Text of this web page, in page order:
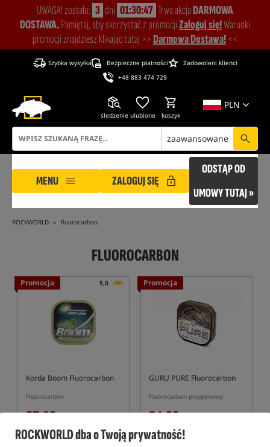
ROCKWORLD dba o Twoją prywatność!
UWAGA! zostało: 3 dni 01:30:46 Trwa akcjaDARMOWA
DOSTAWA.Pamiętaj, aby skorzystać z promocjiZaloguj się!Warunki
promocji znajdziesz klikając tutaj >>Darmowa Dostawa! <<
Szybka wysyłka Bezpieczne płatności
Zadowoleni klienci
+48 883 474 729
PLN
śledzenie ulubione koszyk
zaawansowane
MENU ZALOGUJ SIĘ
ODSTĄP OD
UMOWY TUTAJ »
ROCKWORLD fluorocarbon
FLUOROCARBON
Promocja 5,0
Korda Boom Fluorocarbon
Fluorocarbon
57,99
Cena kat.:63,99 / -9%
Min. cena z 30 dni przed
Promocja
GURU PURE Fluorocarbon
Fluorocarbon przyponowy
34,99
Cena kat.:41,99
Min. cena z 30 dni przed